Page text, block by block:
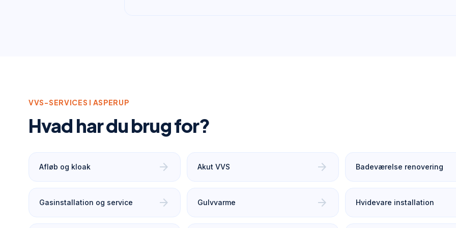
VVS-SERVICES I ASPERUP
Hvad har du brug for?
Afløb og kloak arrow_forward Akut VVS arrow_forward Badeværelse renovering
Gasinstallation og service arrow_forward Gulvvarme arrow_forward Hvidevare installation